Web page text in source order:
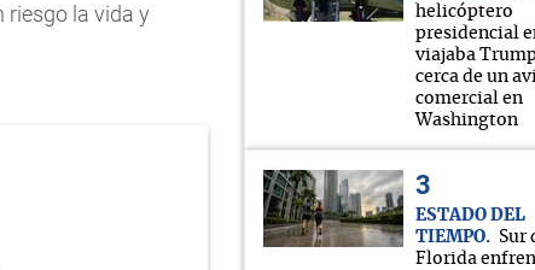
riesgo la vida y
helicóptero
presidencial
viajaba
cerca de un
comercial en
Washington
ESTADO DEL
TIEMPO
Sur
Florida